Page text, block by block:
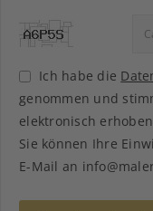
Ich habe die
genommen und
elektronisch
Sie können Ihre
E-Mail an